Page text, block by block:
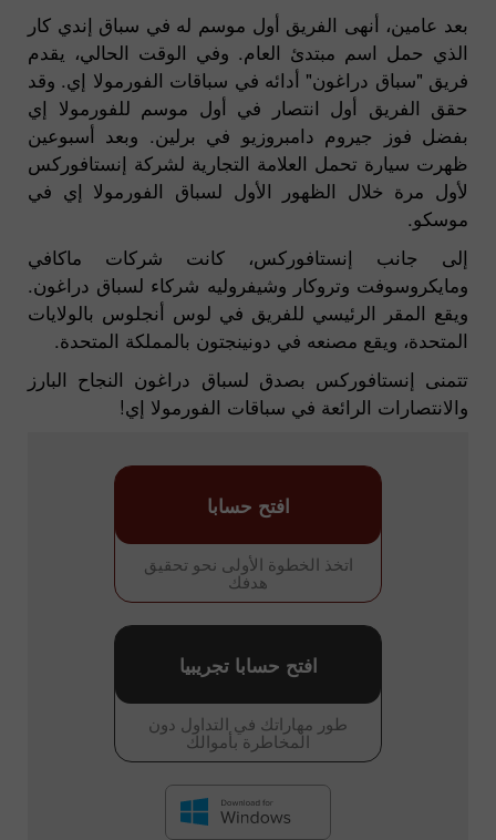
بعد عامين، أنهى الفريق أول موسم له في سباق إندي كار
الذي حمل اسم مبتدئ العام. وفي الوقت الحالي، يقدم
فريق "سباق دراغون" أدائه في سباقات الفورمولا إي. وقد
حقق الفريق أول انتصار في أول موسم للفورمولا إي
بفضل فوز جيروم دامبروزيو في برلين. وبعد أسبوعين
ظهرت سيارة تحمل العلامة التجارية لشركة إنستافوركس
لأول مرة خلال الظهور الأول لسباق الفورمولا إي في
موسكو.
إلى جانب إنستافوركس، كانت شركات ماكافي
ومايكروسوفت وتروكار وشيفروليه شركاء لسباق دراغون.
ويقع المقر الرئيسي للفريق في لوس أنجلوس بالولايات
المتحدة، ويقع مصنعه في دونينجتون بالمملكة المتحدة.
تتمنى إنستافوركس بصدق لسباق دراغون النجاح البارز
والانتصارات الرائعة في سباقات الفورمولا إي!
اتخذ الخطوة الأولى نحو تحقيق
هدفك
افتح حسابا
طور مهاراتك في التداول دون
المخاطرة بأموالك
افتح حسابا تجريبيا